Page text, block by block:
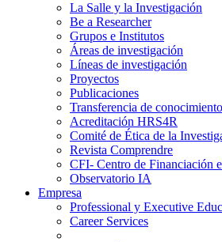
La Salle y la Investigación
Be a Researcher
Grupos e Institutos
Áreas de investigación
Líneas de investigación
Proyectos
Publicaciones
Transferencia de
Acreditación HRS4R
Comité de Ética de la
Revista Comprendre
CFI- Centro de Financiación
Observatorio IA
Empresa
Professional y Executive
Career Services